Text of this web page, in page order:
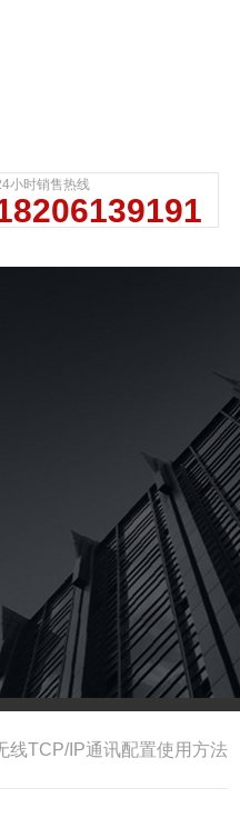
小时销售热线
线TCP/IP通讯配置使用方法